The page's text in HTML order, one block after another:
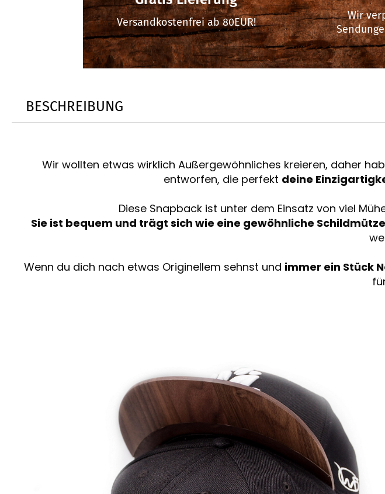
Versandkostenfrei ab 80EUR!
Wir
BESCHREIBUNG
Wir wollten etwas wirklich Außergewöhnliches kreieren, daher
entworfen, die perfekt deine
Diese Snapback ist unter dem Einsatz von viel
Sie ist bequem und trägt sich wie eine gewöhnliche Schildmütze
Wenn du dich nach etwas Originellem sehnst und immer ein Stück